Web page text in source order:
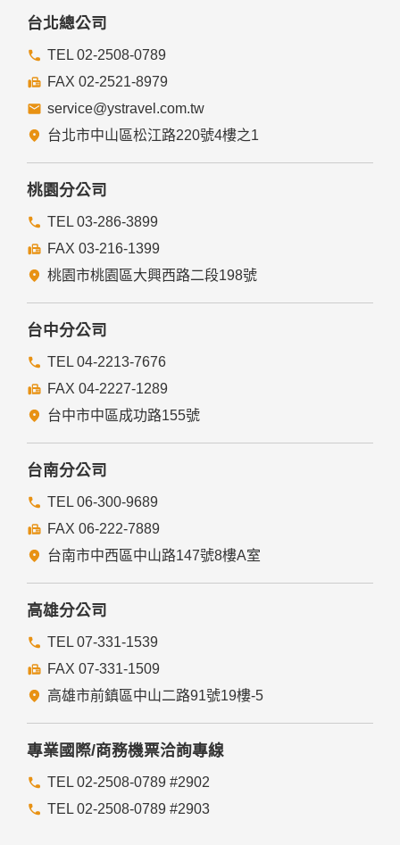
四、網站對外的相關連結
提供的連結，點選進入其他網站。但該連結網站不適用本網站
的隱私權保護政策，您必須參考該連結網站中的隱私權保護政
策。
五、與第三人共用個人資料之政策
本網站絕不會提供、交換、出租或出售任何您的個人資料給其
他個人、團體、私人企業或公務機關，但有法律依據或合約義
務者，不在此限。
前項但書之情形包括不限於：
經由您書面同意。
法律明文規定。
與公務機關或學術研究機構合作，基於公共利益為統計或學術
研究而有必要，且資料經過提供者處理或蒐集者依其揭露方式
無從識別特定之當事人。
當您在網站的行為，違反服務條款或可能損害或妨礙網站與其
揭露您的個人資料是為了辨識、聯絡或採取法律行動所必要
者。
本網站委託廠商協助蒐集、處理或利用您的個人資料時，將對
委外廠商或個人善盡監督管理之責。
六、Cookie之使用
為了提供您最佳的服務，本網站會在您的電腦中放置並取用我
們的Cookie，若您不願接受Cookie的寫入，您可在您使用的
瀏覽器功能項中設定隱私權等級為高，即可拒絕Cookie的寫
七、隱私權保護政策之修正
款將刊登於網站上。
台北總公司
TEL 02-2508-0789
FAX 02-2521-8979
service@ystravel.com.tw
台北市中山區松江路220號4樓之1
桃園分公司
TEL 03-286-3899
FAX 03-216-1399
桃園市桃園區大興西路二段198號
台中分公司
TEL 04-2213-7676
FAX 04-2227-1289
台中市中區成功路155號
台南分公司
TEL 06-300-9689
FAX 06-222-7889
台南市中西區中山路147號8樓A室
高雄分公司
TEL 07-331-1539
FAX 07-331-1509
高雄市前鎮區中山二路91號19樓-5
專業國際/商務機票洽詢專線
TEL 02-2508-0789 #2902
TEL 02-2508-0789 #2903